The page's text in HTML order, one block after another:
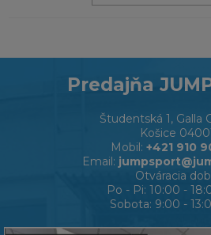
Predajňa
Študentská 1, Galla
Košice
Mobil: +421 910
Email:
Otváracia
Po - Pi: 10:00 -
Sobota: 9:00 -